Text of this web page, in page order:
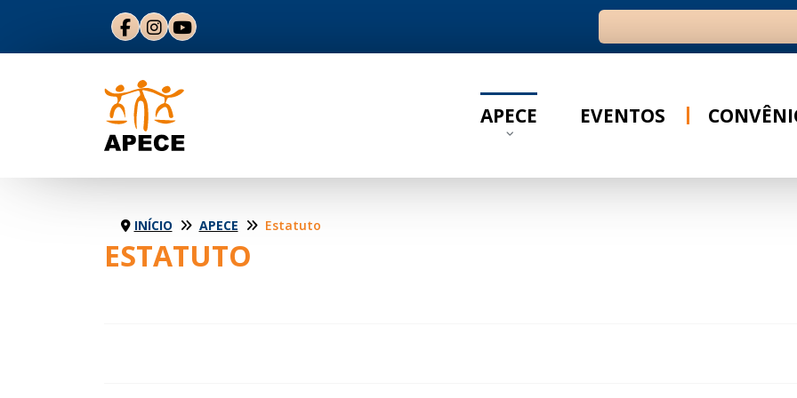
Ir para o resultado
APECE EVENTOS
ESTATUTO
INÍCIO APECE Estatuto